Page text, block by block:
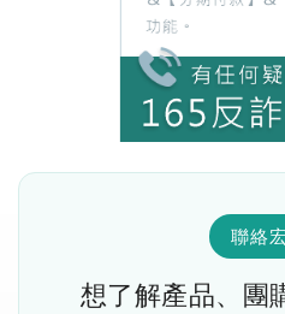
聯絡
想了解產品、團